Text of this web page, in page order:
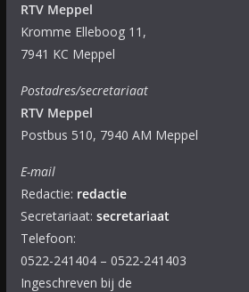
RTV Meppel
Kromme Elleboog 11,
7941 KC Meppel
Postadres/secretariaat
RTV Meppel
Postbus 510, 7940 AM Meppel
E-mail
Redactie: redactie
Secretariaat: secretariaat
Telefoon:
0522-241404 – 0522-241403
Ingeschreven bij de